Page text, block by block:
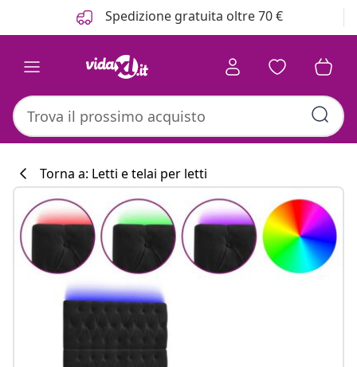
Spedizione gratuita oltre 70 €
Torna a: Letti e telai per letti